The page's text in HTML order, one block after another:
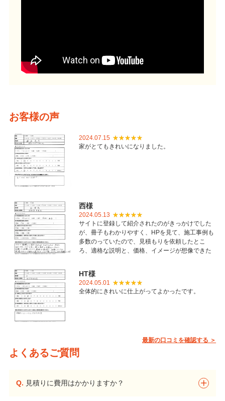
お客様の声
2024.07.15
家がとてもきれいになりました。
西様
2024.05.13
サイトに登録して紹介されたのがきっかけでした
が、冊子もわかりやすく、HPを見て、施工事例も
多数のっていたので、見積もりを依頼したとこ
ろ、適格な説明と、価格、イメージが想像できた
いただき感謝しています。
HT様
2024.05.01
全体的にきれいに仕上がってよかったです。
最新の口コミを確認する ＞
よくあるご質問
Q. 見積りに費用はかかりますか？